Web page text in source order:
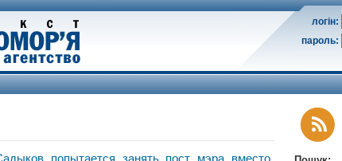
логін:
пароль:
попытается занять пост мэра вместо